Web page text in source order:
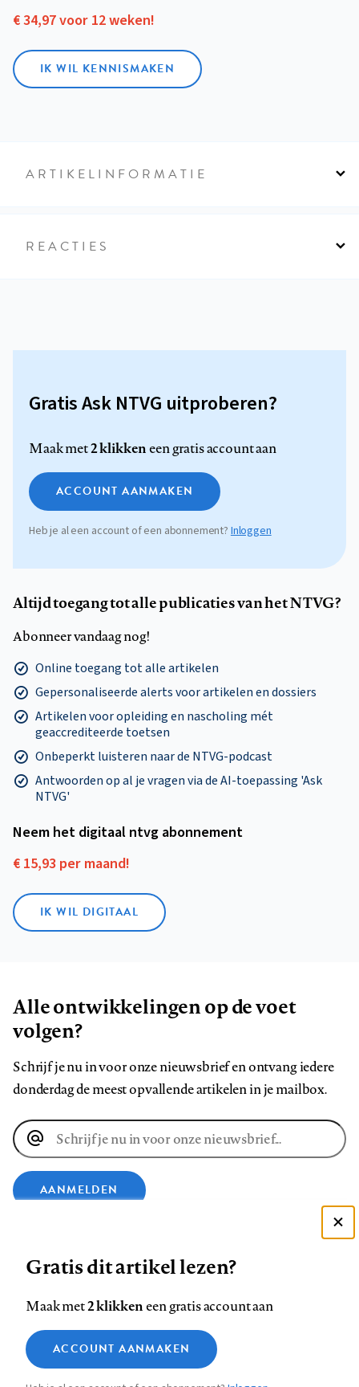
€ 34,97 voor 12 weken!
IK WIL KENNISMAKEN
ARTIKELINFORMATIE
REACTIES
Gratis Ask NTVG uitproberen?
Maak met2 klikkeneen gratis account aan
ACCOUNT AANMAKEN
Heb je al een account of een abonnement?Inloggen
Altijd toegang tot alle publicaties van het NTVG?
Abonneer vandaag nog!
Online toegang tot alle artikelen
Gepersonaliseerde alerts voor artikelen en dossiers
Artikelen voor opleiding en nascholing mét
geaccrediteerde toetsen
Onbeperkt luisteren naar de NTVG-podcast
Antwoorden op al je vragen via de AI-toepassing 'Ask
NTVG'
Neem het digitaal ntvg abonnement
€ 15,93 per maand!
IK WIL DIGITAAL
Alle ontwikkelingen op de voet
volgen?
Schrijf je nu in voor onze nieuwsbrief en ontvang iedere
donderdag de meest opvallende artikelen in je mailbox.
E-
mailadres
AANMELDEN
op
Facebook
op
LinkedIn
op
Bluesky
ons
op
InstagramYouTube
Footer
Contact Colofon Disclaimer Privacy
Medische vragen verdienen
betrouwbare antwoorden
Zie onze cookie policy
Analytische cookies
Gratis dit artikel lezen?
Maak met2 klikkeneen gratis account aan
ACCOUNT AANMAKEN